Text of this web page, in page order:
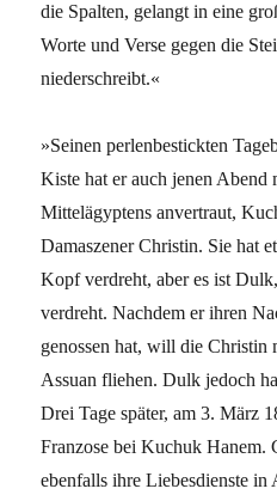
die Spalten, gelangt in eine
Worte und Verse gegen die
niederschreibt.«
»Seinen perlenbestickten
Kiste hat er auch jenen Abend
Mittelägyptens anvertraut,
Damaszener Christin. Sie hat
Kopf verdreht, aber es ist
verdreht. Nachdem er ihren
genossen hat, will die Christin
Assuan fliehen. Dulk jedoch
Drei Tage später, am 3. März
Franzose bei Kuchuk Hanem.
ebenfalls ihre Liebesdienste in